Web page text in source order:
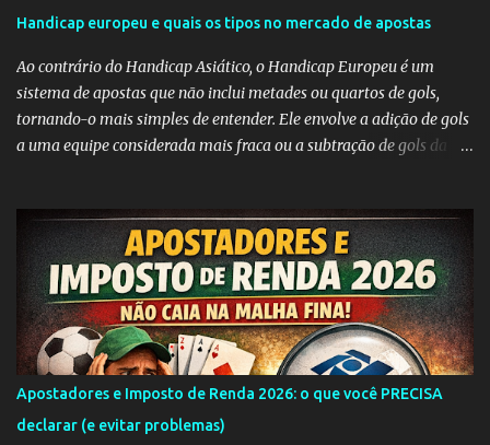
o
s
Handicap europeu e quais os tipos no mercado de apostas
Ao contrário do Handicap Asiático, o Handicap Europeu é um
sistema de apostas que não inclui metades ou quartos de gols,
tornando-o mais simples de entender. Ele envolve a adição de gols
a uma equipe considerada mais fraca ou a subtração de gols da
tornando-os mais atraentes para os apostadores. Aqui estão
alguns dos tipos mais comuns de Handicap Europeu no mercado
de apostas: Handicap Europeu +1: Nesta aposta, uma equipe é
considerada com uma vantagem de 1 gol antes mesmo do início do
jogo. Isso significa que, se a equipe perder por um gol de diferença,
a aposta é vencedora. Se houver um empate ou se a equipe ganhar,
a aposta também é vencedora. Handicap Europeu +2: Semelhante
ao exemplo anterior, aqui a equipe recebe uma vantagem de 2
gols. Isso significa que a aposta é vencedora se a equipe perder por
Apostadores e Imposto de Renda 2026: o que você PRECISA
declarar (e evitar problemas)